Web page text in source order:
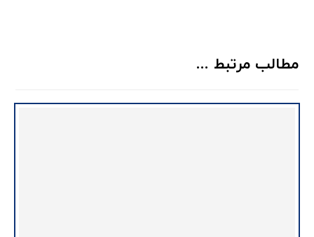
مطالب مرتبط ...